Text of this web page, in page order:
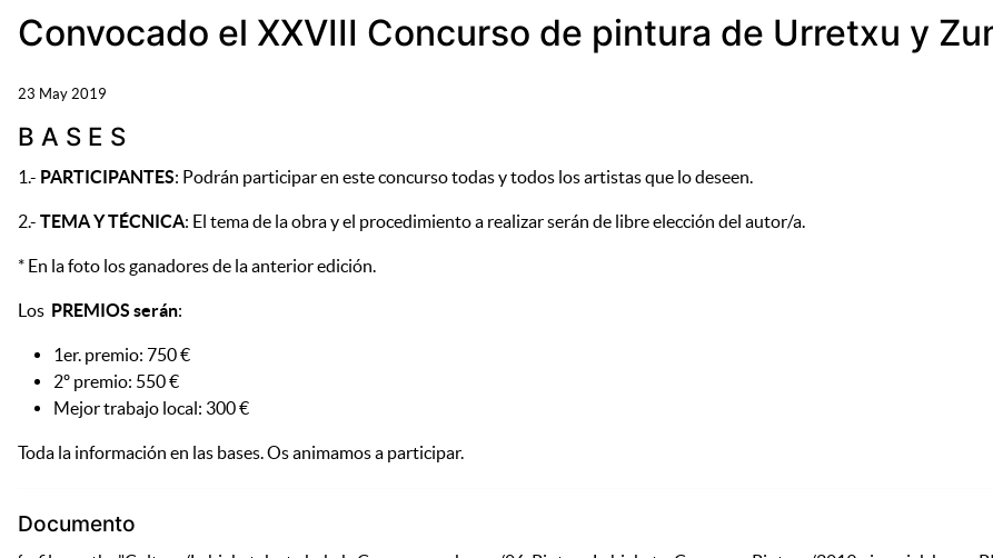
Convocado el XXVIII Concurso de pintura de Urretxu y
23 May 2019
B A S E S
1.- PARTICIPANTES: Podrán participar en este concurso todas y todos los artistas que lo deseen.
2.-TEMA Y TÉCNICA: El tema de la obra y el procedimiento a realizar serán de libre elección del autor/a.
* En la foto los ganadores de la anterior edición.
Los PREMIOS serán:
1er. premio: 750 €
2º premio: 550 €
Mejor trabajo local: 300 €
Toda la información en las bases. Os animamos a participar.
Documento